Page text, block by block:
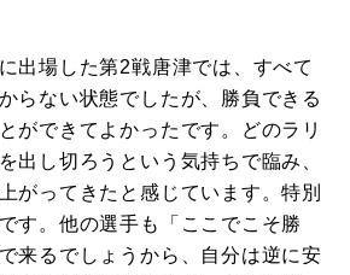
出場した第2戦唐津では、すべて
らない状態でしたが、勝負できる
ができてよかったです。どのラリ
出し切ろうという気持ちで臨み、
がってきたと感じています。特別
す。他の選手も「ここでこそ勝
来るでしょうから、自分は逆に安